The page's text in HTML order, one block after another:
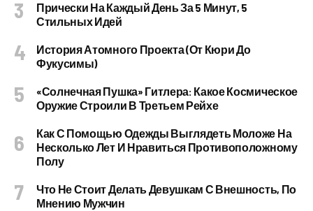
Прически На Каждый День За 5 Минут, 5
Стильных Идей
История Атомного Проекта (от Кюри До
Фукусимы)
«Солнечная Пушка» Гитлера: Какое Космическое
Оружие Строили В Третьем Рейхе
Как С Помощью Одежды Выглядеть Моложе На
Несколько Лет И Нравиться Противоположному
Полу
Что Не Стоит Делать Девушкам С Внешность, По
Мнению Мужчин